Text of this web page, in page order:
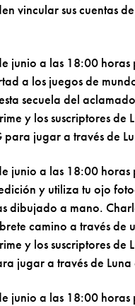
vincular sus cuentas
junio a las 18:00 horas
a los juegos de
secuela del
y los suscriptores
para jugar a través de
junio a las 18:00
y utiliza tu ojo
dibujado a mano.
camino a través de
y los suscriptores
jugar a través de Luna
junio a las 18:00 horas